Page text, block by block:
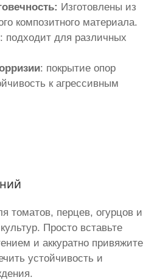
Изготовлены из
композитного материала.
: подходит для различных
: покрытие опор
к агрессивным
томатов, перцев, огурцов и
Просто вставьте
и аккуратно привяжите
устойчивость и